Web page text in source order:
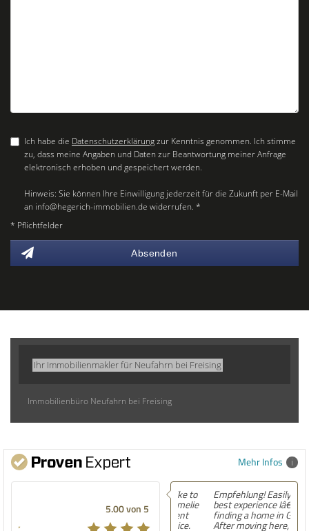
Ich habe die Datenschutzerklärungzur Kenntnis genommen. Ich stimme
zu, dass meine Angaben und Daten zur Beantwortung meiner Anfrage
elektronisch erhoben und gespeichert werden.
Hinweis: Sie können Ihre Einwilligung jederzeit für die Zukunft per E-Mail
an info@hegerich-immobilien.de widerrufen. *
* Pflichtfelder
Absenden
Ihr Immobilienmakler für Neufahrn bei Freising
Immobilienbüro Neufahrn bei Freising
Mehr Infos
5.00 von 5
Empfehlung! Easily the
best experience Iâ€™ve had
finding a home in Germany.
After moving here,